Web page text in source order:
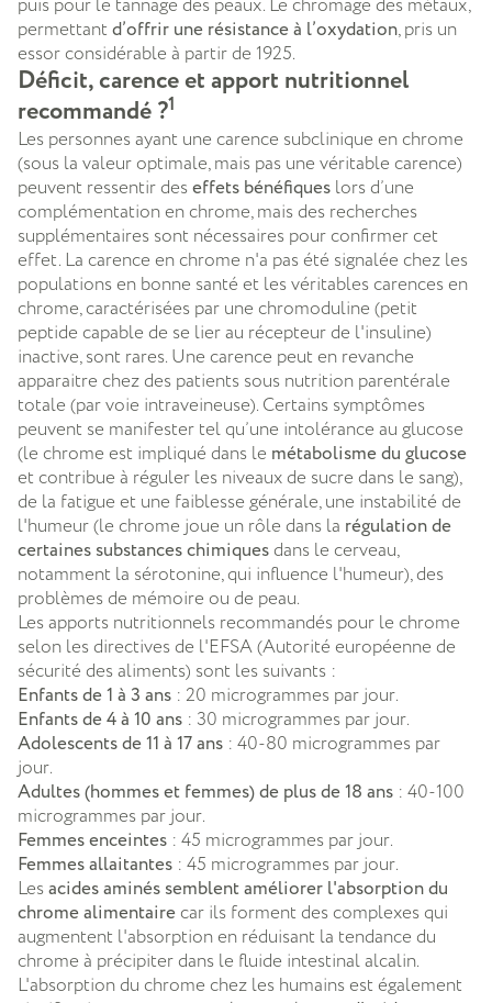
permettant d’offrir une résistance à l’oxydation, pris un
essor considérable à partir de 1925.
Déficit, carence et apport nutritionnel
recommandé ?1
Les personnes ayant une carence subclinique en chrome
(sous la valeur optimale, mais pas une véritable carence)
peuvent ressentir deseffets bénéfiques lors d’une
complémentation en chrome, mais des recherches
supplémentaires sont nécessaires pour confirmer cet
effet. La carence en chrome n'a pas été signalée chez les
populations en bonne santé et les véritables carences en
chrome, caractérisées par une chromoduline (petit
peptide capable de se lier au récepteur de l'insuline)
inactive, sont rares. Une carence peut en revanche
apparaitre chez des patients sous nutrition parentérale
totale (par voie intraveineuse). Certains symptômes
peuvent se manifester tel qu’une intolérance au glucose
(le chrome est impliqué dans le métabolisme du glucose
et contribue à réguler les niveaux de sucre dans le sang),
de la fatigue et une faiblesse générale, une instabilité de
l'humeur (le chrome joue un rôle dans la régulation de
certaines substances chimiquesdans le cerveau,
notamment la sérotonine, qui influence l'humeur), des
problèmes de mémoire ou de peau.
Les apports nutritionnels recommandés pour le chrome
selon les directives de l'EFSA (Autorité européenne de
sécurité des aliments) sont les suivants :
Enfants de 1 à 3 ans : 20 microgrammes par jour.
Enfants de 4 à 10 ans : 30 microgrammes par jour.
Adolescents de 11 à 17 ans : 40-80 microgrammes par
jour.
Adultes (hommes et femmes) de plus de 18 ans : 40-100
microgrammes par jour.
Femmes enceintes : 45 microgrammes par jour.
Femmes allaitantes : 45 microgrammes par jour.
Lesacides aminés semblent améliorer l'absorption du
chrome alimentaire car ils forment des complexes qui
augmentent l'absorption en réduisant la tendance du
chrome à précipiter dans le fluide intestinal alcalin.
L'absorption du chrome chez les humains est également